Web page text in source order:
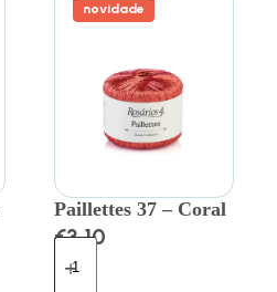
novidade
Paillettes 37 – Coral
€3.10